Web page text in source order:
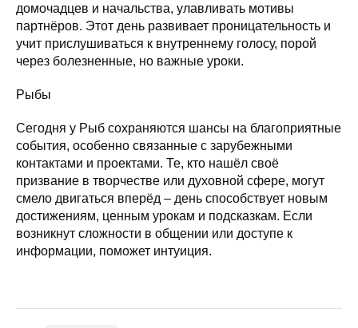
домочадцев и начальства, улавливать мотивы
партнёров. Этот день развивает проницательность и
учит прислушиваться к внутреннему голосу, порой
через болезненные, но важные уроки.
Рыбы
Сегодня у Рыб сохраняются шансы на благоприятные
события, особенно связанные с зарубежными
контактами и проектами. Те, кто нашёл своё
призвание в творчестве или духовной сфере, могут
смело двигаться вперёд – день способствует новым
достижениям, ценным урокам и подсказкам. Если
возникнут сложности в общении или доступе к
информации, поможет интуиция.